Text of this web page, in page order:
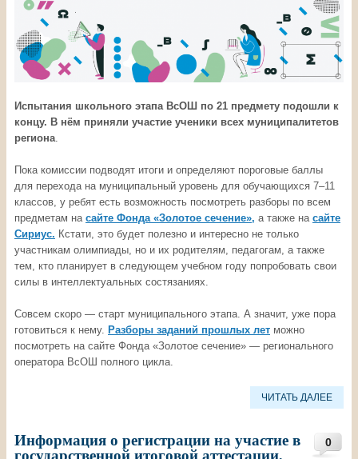
Испытания школьного этапа ВсОШ по 21 предмету подошли к
концу. В нём приняли участие ученики всех муниципалитетов
региона.
Пока комиссии подводят итоги и определяют пороговые баллы
для перехода на муниципальный уровень для обучающихся 7–11
классов, у ребят есть возможность посмотреть разборы по всем
предметам на сайте Фонда «Золотое сечение», а также на сайте
Сириус. Кстати, это будет полезно и интересно не только
участникам олимпиады, но и их родителям, педагогам, а также
тем, кто планирует в следующем учебном году попробовать свои
силы в интеллектуальных состязаниях.
Совсем скоро — старт муниципального этапа. А значит, уже пора
готовиться к нему. Разборы заданий прошлых лет можно
посмотреть на сайте Фонда «Золотое сечение» — регионального
оператора ВсОШ полного цикла.
ЧИТАТЬ ДАЛЕЕ
0
Информация о регистрации на участие в